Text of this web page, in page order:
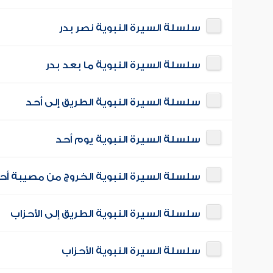
سلسلة السيرة النبوية نصر بدر
سلسلة السيرة النبوية ما بعد بدر
سلسلة السيرة النبوية الطريق إلى أحد
سلسلة السيرة النبوية يوم أحد
سلسلة السيرة النبوية الخروج من مصيبة
سلسلة السيرة النبوية الطريق إلى الأحزاب
سلسلة السيرة النبوية الأحزاب